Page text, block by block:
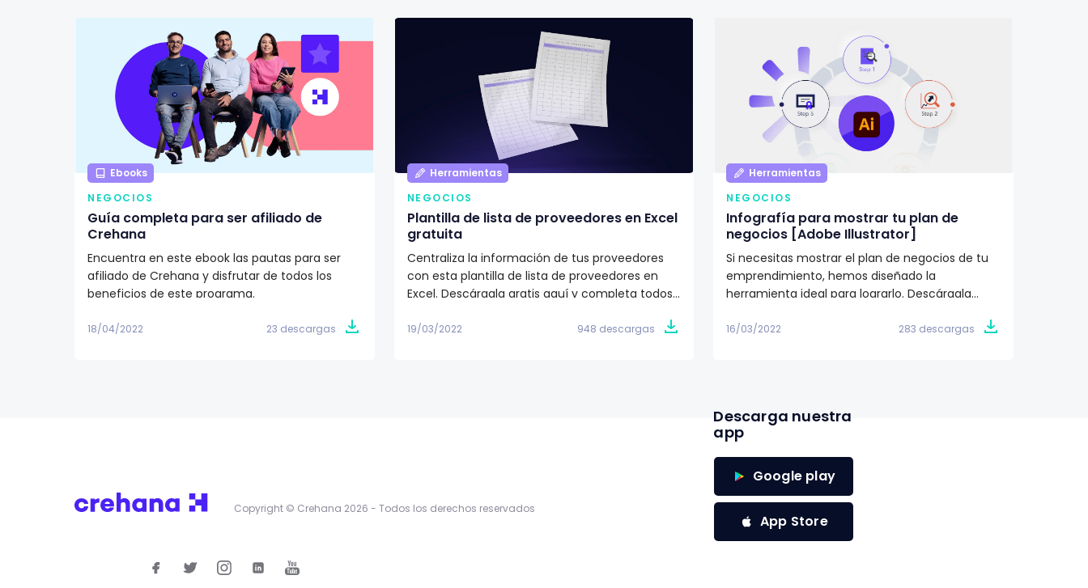
Ebooks
NEGOCIOS
Guía completa para ser afiliado de
Crehana
Encuentra en este ebook las pautas para ser
afiliado de Crehana y disfrutar de todos los
beneficios de este programa.
18/04/2022 23 descargas
Herramientas
NEGOCIOS
Plantilla de lista de proveedores en Excel
gratuita
Centraliza la información de tus proveedores
con esta plantilla de lista de proveedores en
Excel. Descárgala gratis aquí y completa todos
19/03/2022 948 descargas
Herramientas
NEGOCIOS
Infografía para mostrar tu plan de
negocios [Adobe Illustrator]
Si necesitas mostrar el plan de negocios de tu
emprendimiento, hemos diseñado la
herramienta ideal para lograrlo. Descárgala
16/03/2022 283 descargas
Copyright © Crehana 2026 - Todos los derechos reservados
Descarga nuestra
app
Google play
App Store